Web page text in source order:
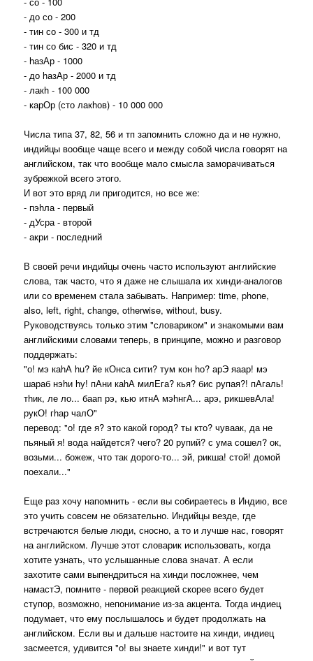
- до со - 200
- тин со - 300 и тд
- тин со бис - 320 и тд
- hазАр - 1000
- до hазАр - 2000 и тд
- лакh - 100 000
- карОр (сто лакhов) - 10 000 000
Числа типа 37, 82, 56 и тп запомнить сложно да и не нужно,
индийцы вообще чаще всего и между собой числа говорят на
английском, так что вообще мало смысла заморачиваться
зубрежкой всего этого.
И вот это вряд ли пригодится, но все же:
- пэhла - первый
- дУсра - второй
- акри - последний
В своей речи индийцы очень часто используют английские
слова, так часто, что я даже не слышала их хинди-аналогов
или со временем стала забывать. Например: time, phone,
also, left, right, сhange, otherwise, without, busy.
Руководствуясь только этим "словариком" и знакомыми вам
английскими словами теперь, в принципе, можно и разговор
поддержать:
"о! мэ каhА hu? йе кОнса сити? тум кон hо? арЭ яаар! мэ
шараб нэhи hу! пАни каhА милЕга? кья? бис рупая?! пАгаль!
тhик, ле ло... баап рэ, кью итнА мэhнгА... арэ, рикшевАла!
рукО! гhар чалО"
перевод: "о! где я? это какой город? ты кто? чуваак, да не
пьяный я! вода найдется? чего? 20 рупий? с ума сошел? ок,
возьми... божеж, что так дорого-то... эй, рикша! стой! домой
поехали..."
Еще раз хочу напомнить - если вы собираетесь в Индию, все
это учить совсем не обязательно. Индийцы везде, где
встречаются белые люди, сносно, а то и лучше нас, говорят
на английском. Лучше этот словарик использовать, когда
хотите узнать, что услышанные слова значат. А если
захотите сами выпендриться на хинди посложнее, чем
намастЭ, помните - первой реакцией скорее всего будет
ступор, возможно, непонимание из-за акцента. Тогда индиец
подумает, что ему послышалось и будет продолжать на
английском. Если вы и дальше настоите на хинди, индиец
засмеется, удивится "о! вы знаете хинди!" и вот тут